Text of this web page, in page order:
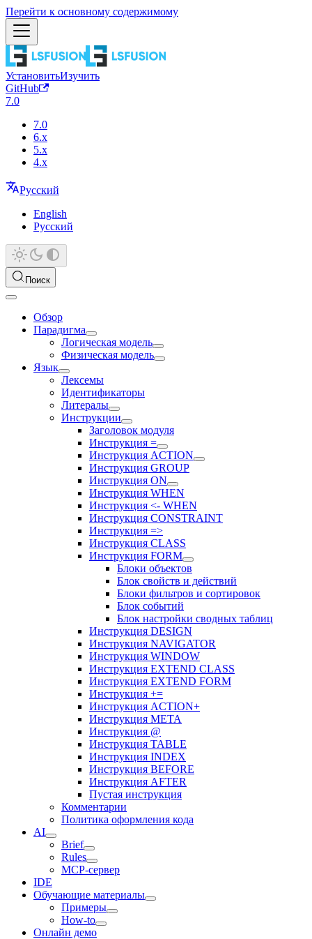
Перейти к основному содержимому
УстановитьИзучить
GitHub
7.0
7.0
6.x
5.x
4.x
Русский
English
Русский
Поиск
Обзор
Парадигма
Логическая модель
Физическая модель
Язык
Лексемы
Идентификаторы
Литералы
Инструкции
Заголовок модуля
Инструкция =
Инструкция ACTION
Инструкция GROUP
Инструкция ON
Инструкция WHEN
Инструкция <- WHEN
Инструкция CONSTRAINT
Инструкция =>
Инструкция CLASS
Инструкция FORM
Блоки объектов
Блок свойств и действий
Блоки фильтров и сортировок
Блок событий
Блок настройки сводных таблиц
Инструкция DESIGN
Инструкция NAVIGATOR
Инструкция WINDOW
Инструкция EXTEND CLASS
Инструкция EXTEND FORM
Инструкция +=
Инструкция ACTION+
Инструкция META
Инструкция @
Инструкция TABLE
Инструкция INDEX
Инструкция BEFORE
Инструкция AFTER
Пустая инструкция
Комментарии
Политика оформления кода
AI
Brief
Rules
MCP-сервер
IDE
Обучающие материалы
Примеры
How-to
Онлайн демо